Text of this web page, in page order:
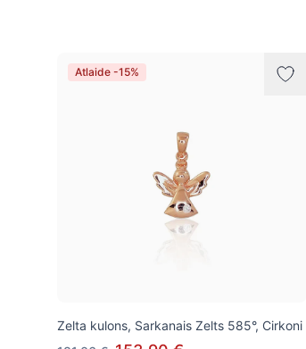
Atlaide -15%
Zelta kulons, Sarkanais Zelts 585°, Cirkoni